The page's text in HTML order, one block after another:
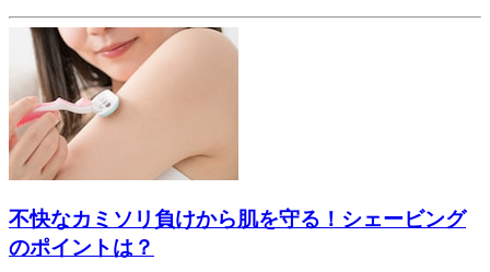
不快なカミソリ負けから肌を守る！シェービング
のポイントは？